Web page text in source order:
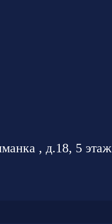
, д.18, 5 этаж